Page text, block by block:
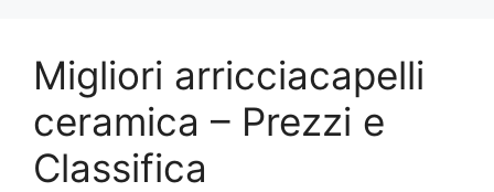
Migliori arricciacapelli
ceramica – Prezzi e
Classifica